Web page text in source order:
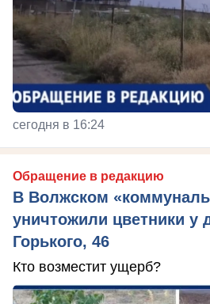
сегодня в 16:24
Обращение в редакцию
В Волжском
уничтожили цветники у
Горького, 46
Кто возместит ущерб?